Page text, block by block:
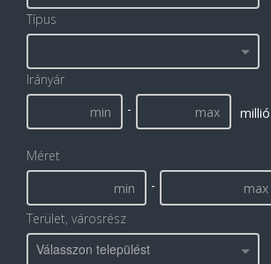
Típus
Irányár
-
Méret
-
Terület, városrész
Válasszon települést